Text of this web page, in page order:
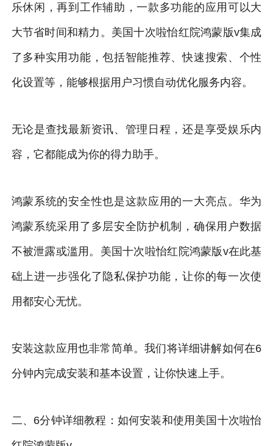
乐休闲，再到工作辅助，一款多功能的应用可以大
大节省时间和精力。美国十次啦怡红院鸿蒙版v集成
了多种实用功能，包括智能推荐、快速搜索、个性
化设置等，能够根据用户习惯自动优化服务内容。
无论是查找最新资讯、管理日程，还是享受娱乐内
容，它都能成为你的得力助手。
鸿蒙系统的安全性也是这款应用的一大亮点。华为
鸿蒙系统采用了多层安全防护机制，确保用户数据
不被泄露或滥用。美国十次啦怡红院鸿蒙版v在此基
础上进一步强化了隐私保护功能，让你的每一次使
用都安心无忧。
安装这款应用也非常简单。我们将详细讲解如何在6
分钟内完成安装和基本设置，让你快速上手。
二、6分钟详细教程：如何安装和使用美国十次啦怡